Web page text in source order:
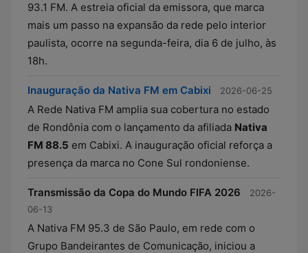
93.1 FM. A estreia oficial da emissora, que marca
mais um passo na expansão da rede pelo interior
paulista, ocorre na segunda-feira, dia 6 de julho, às
18h.
Inauguração da Nativa FM em Cabixi 2026-06-25
A Rede Nativa FM amplia sua cobertura no estado
de Rondônia com o lançamento da afiliada Nativa
FM 88.5 em Cabixi. A inauguração oficial reforça a
presença da marca no Cone Sul rondoniense.
Transmissão da Copa do Mundo FIFA 2026
2026-
06-13
A Nativa FM 95.3 de São Paulo, em rede com o
Grupo Bandeirantes de Comunicação, iniciou a